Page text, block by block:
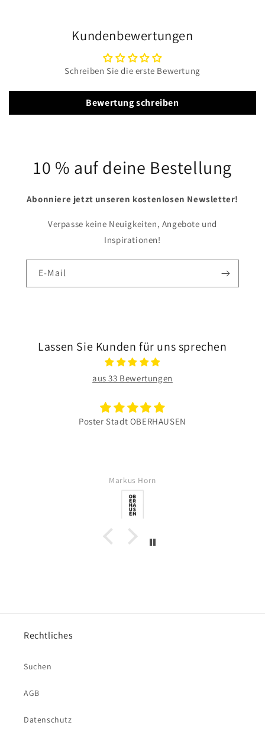
Kundenbewertungen
Schreiben Sie die erste Bewertung
Bewertung schreiben
10 % auf deine Bestellung
Abonniere jetzt unseren kostenlosen Newsletter!
Verpasse keine Neuigkeiten, Angebote und
Inspirationen!
E-Mail
Lassen Sie Kunden für uns sprechen
aus 33 Bewertungen
Poster Stadt OBERHAUSEN
Markus Horn
Rechtliches
Suchen
AGB
Datenschutz